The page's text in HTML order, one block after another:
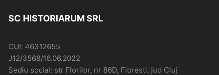
SC HISTORIARUM SRL
CUI: 46312655
J12/3568/16.06.2022
Sediu social: str Florilor, nr 86D, Floresti, jud Cluj